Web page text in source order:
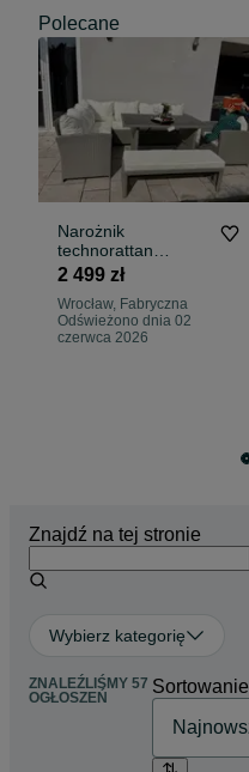
Polecane
Narożnik
technorattan
RIWIERA fotel stół
2 499 zł
Wrocław, Fabryczna
Odświeżono dnia 02
czerwca 2026
Znajdź na tej stronie
Wybierz kategorię
ZNALEŹLIŚMY 57
OGŁOSZEŃ
Sortowanie